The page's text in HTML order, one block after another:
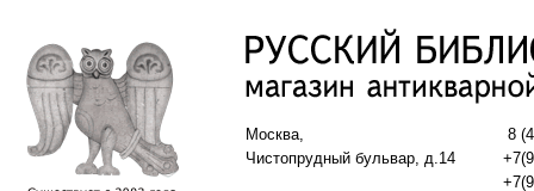
Москва,
Чистопрудный бульвар, д.14
8